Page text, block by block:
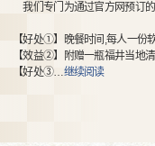
我们专门为通过官方网预订的
【好处➀】晚餐时间,每人一份软
【效益②】附赠一瓶福井当地
【好处③…继续阅读